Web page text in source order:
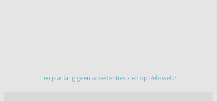
Een jaar lang geen advertenties zien op Refoweb?